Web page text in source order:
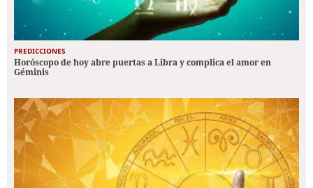
PREDICCIONES
Horóscopo de hoy abre puertas a Libra y complica el amor en
Géminis